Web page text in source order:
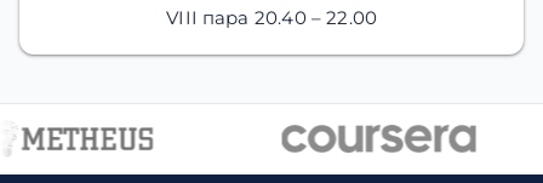
VIII пара 20.40 – 22.00